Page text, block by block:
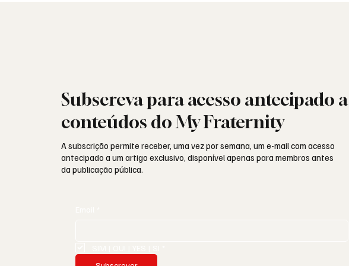
Subscreva para acesso antecipado a
conteúdos do My Fraternity
A subscrição permite receber, uma vez por semana, um e-mail com acesso
antecipado a um artigo exclusivo, disponível apenas para membros antes
da publicação pública.